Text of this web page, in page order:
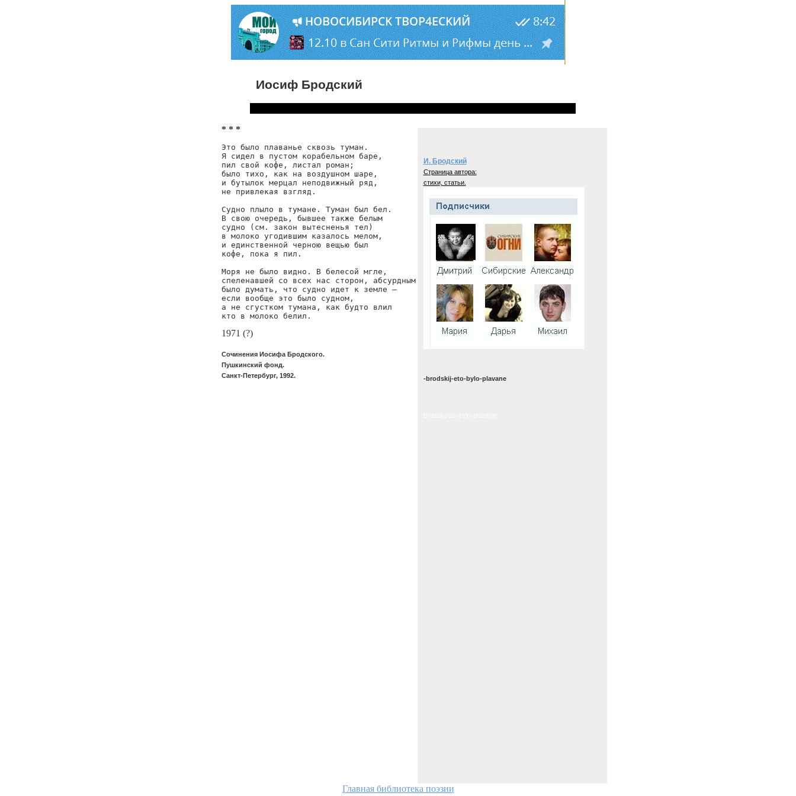
Иосиф Бродский
* * *
Это было плаванье сквозь туман.
Я сидел в пустом корабельном баре,
пил свой кофе, листал роман;
было тихо, как на воздушном шаре,
и бутылок мерцал неподвижный ряд,
не привлекая взгляд.
Судно плыло в тумане. Туман был бел.
В свою очередь, бывшее также белым
судно (см. закон вытесненья тел)
в молоко угодившим казалось мелом,
и единственной черною вещью был
кофе, пока я пил.
Моря не было видно. В белесой мгле,
спеленавшей со всех нас сторон, абсурдным
было думать, что судно идет к земле —
если вообще это было судном,
а не сгустком тумана, как будто влил
кто в молоко белил.
1971 (?)
Сочинения Иосифа Бродского.
Пушкинский фонд.
Санкт-Петербург, 1992.
И. Бродский
Страница автора:
стихи, статьи.
-brodskij-eto-bylo-plavane
Главная библиотека поэзии